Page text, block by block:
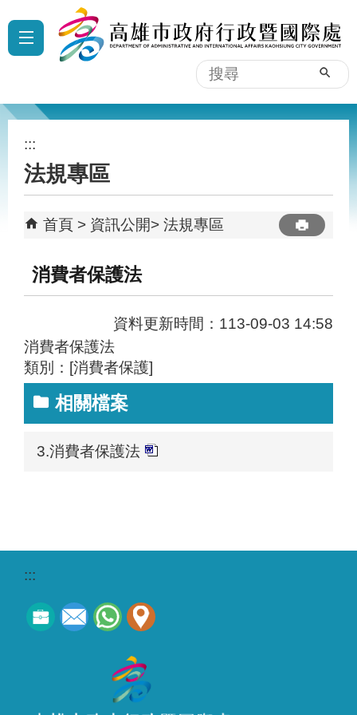
跳到主要內容區塊
搜
尋
:::
法規專區
首頁 資訊公開 法規專區
消費者保護法
資料更新時間：113-09-03 14:58
消費者保護法
類別：[消費者保護]
相關檔案
3.消費者保護法
:::